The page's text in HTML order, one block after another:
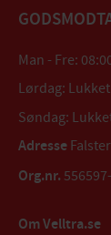
Man - Fre:
Lørdag: Lukket
Søndag:
Adresse
Org.nr.
Om Velltra.se